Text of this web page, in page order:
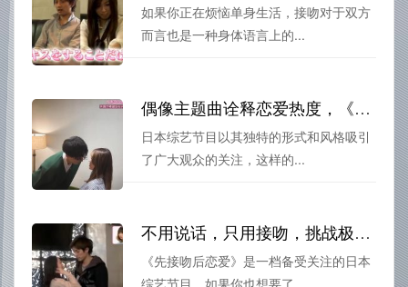
如果你正在烦恼单身生活，接吻对于双方
而言也是一种身体语言上的...
偶像主题曲诠释恋爱热度，《先接吻后恋爱》相亲综艺哪里能看？
日本综艺节目以其独特的形式和风格吸引
了广大观众的关注，这样的...
不用说话，只用接吻，挑战极限恋爱体验！看《先接吻后恋爱》无删减在线观看
《先接吻后恋爱》是一档备受关注的日本